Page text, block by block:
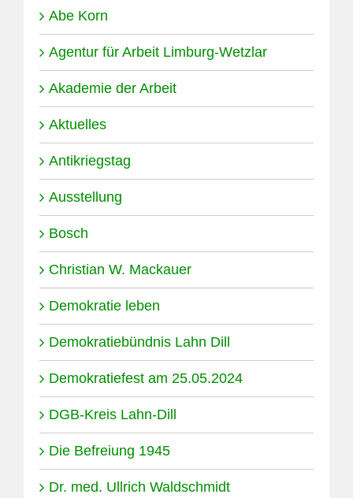
Abe Korn
Agentur für Arbeit Limburg-Wetzlar
Akademie der Arbeit
Aktuelles
Antikriegstag
Ausstellung
Bosch
Christian W. Mackauer
Demokratie leben
Demokratiebündnis Lahn Dill
Demokratiefest am 25.05.2024
DGB-Kreis Lahn-Dill
Die Befreiung 1945
Dr. med. Ullrich Waldschmidt